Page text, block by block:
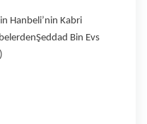
Hanbeli’nin Kabri
Bin Evs